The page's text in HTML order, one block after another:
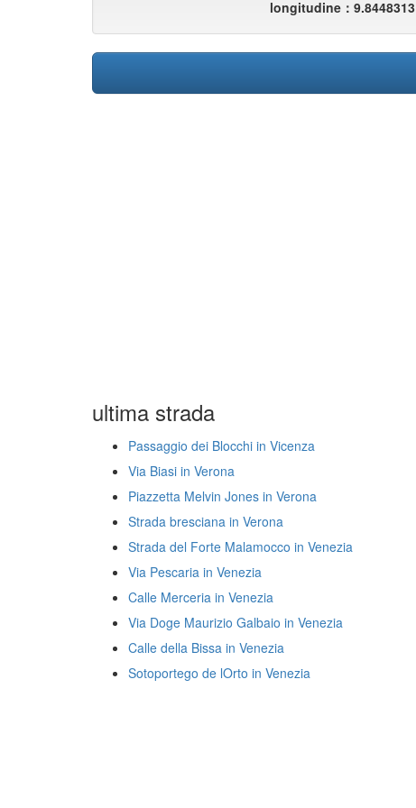
longitudine：9.8448313
ultima strada
Passaggio dei Blocchi in Vicenza
Via Biasi in Verona
Piazzetta Melvin Jones in Verona
Strada bresciana in Verona
Strada del Forte Malamocco in Venezia
Via Pescaria in Venezia
Calle Merceria in Venezia
Via Doge Maurizio Galbaio in Venezia
Calle della Bissa in Venezia
Sotoportego de lOrto in Venezia